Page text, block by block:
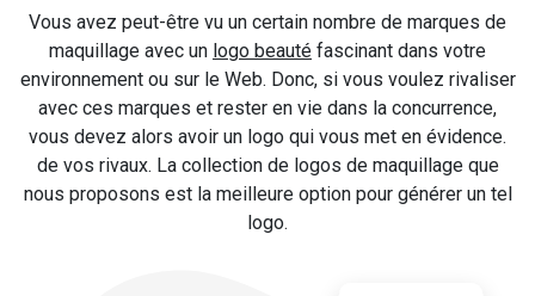
Vous avez peut-être vu un certain nombre de marques de
maquillage avec un logo beauté fascinant dans votre
environnement ou sur le Web. Donc, si vous voulez rivaliser
avec ces marques et rester en vie dans la concurrence,
vous devez alors avoir un logo qui vous met en évidence.
de vos rivaux. La collection de logos de maquillage que
nous proposons est la meilleure option pour générer un tel
logo.